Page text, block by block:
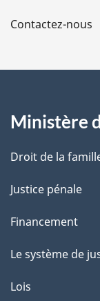
a
e
Contactez-nous
Ministère
Droit de la
Justice pénale
Financement
Le système de
Lois